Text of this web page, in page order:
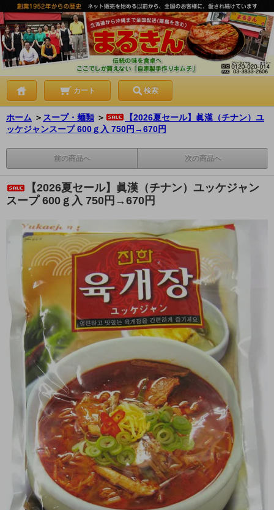
カート 検索
ホーム ＞ スープ・麺類 ＞
【2026夏セール】眞漢（チナン）ユ
ッケジャンスープ 600ｇ入 750円→670円
前の商品へ 次の商品へ
【2026夏セール】眞漢（チナン）ユッケジャン
スープ 600ｇ入 750円→670円